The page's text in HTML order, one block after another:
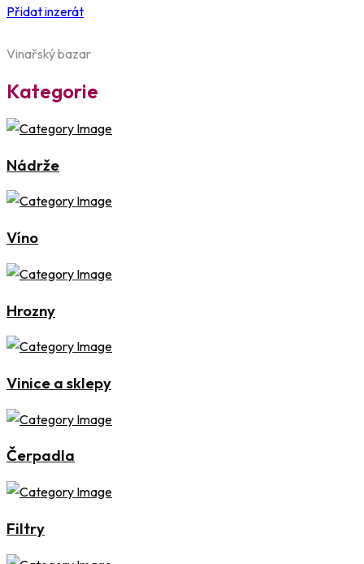
Přidat inzerát
Vinařský bazar
Kategorie
Nádrže
Víno
Hrozny
Vinice a sklepy
Čerpadla
Filtry